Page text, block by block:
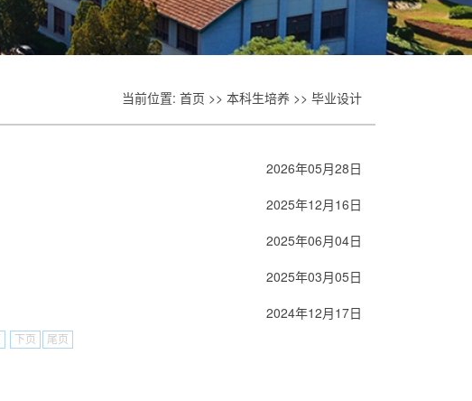
当前位置: 首页 >> 本科生培养 >> 毕业设计
2026年05月28日
2025年12月16日
2025年06月04日
2025年03月05日
2024年12月17日
下页 尾页